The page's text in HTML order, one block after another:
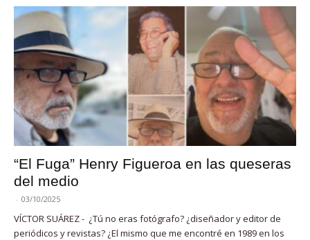
“El Fuga” Henry Figueroa en las queseras
del medio
- 03/10/2025
VÍCTOR SUÁREZ - ¿Tú no eras fotógrafo? ¿diseñador y editor de
periódicos y revistas? ¿El mismo que me encontré en 1989 en los